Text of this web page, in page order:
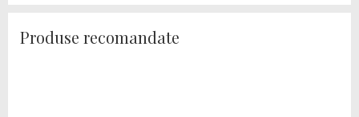
Produse recomandate